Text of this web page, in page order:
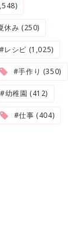
休み (250)
#レシピ (1,025)
#手作り (350)
#幼稚園 (412)
#仕事 (404)